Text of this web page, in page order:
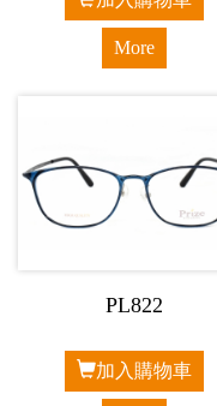
More
PL822
加入購物車